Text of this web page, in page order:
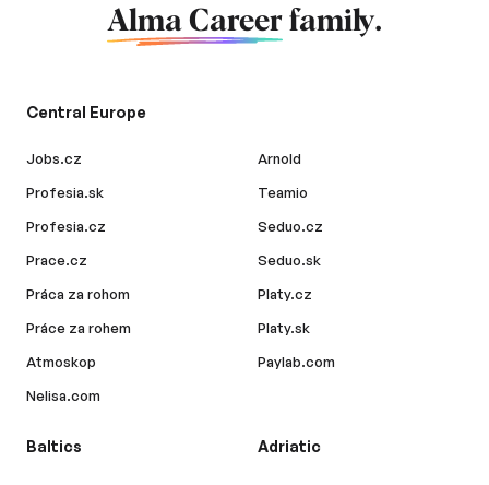
Alma Career family.
Central Europe
Jobs.cz
Profesia.sk
Profesia.cz
Prace.cz
Práca za rohom
Práce za rohem
Atmoskop
Nelisa.com
Arnold
Teamio
Seduo.cz
Seduo.sk
Platy.cz
Platy.sk
Paylab.com
Baltics Adriatic